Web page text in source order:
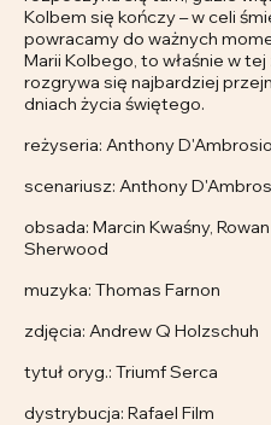
Kolbem się kończy – w celi
powracamy do ważnych
Marii Kolbego, to właśnie w
rozgrywa się najbardziej
dniach życia świętego.
reżyseria: Anthony D'Ambrosio
scenariusz: Anthony
obsada: Marcin Kwaśny,
Sherwood
muzyka: Thomas Farnon
zdjęcia: Andrew Q Holzschuh
tytuł oryg.: Triumf Serca
dystrybucja: Rafael Film